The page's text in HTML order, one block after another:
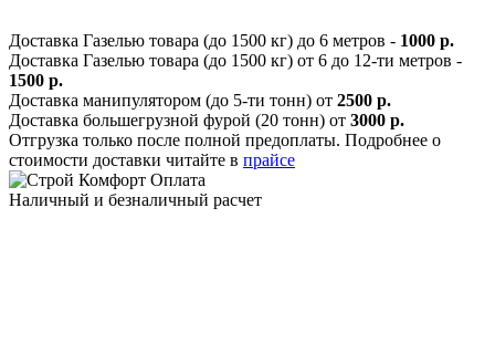
Доставка Газелью товара (до 1500 кг) до 6 метров - 1000 р.
Доставка Газелью товара (до 1500 кг) от 6 до 12-ти метров -
1500 р.
Доставка манипулятором (до 5-ти тонн) от 2500 р.
Доставка большегрузной фурой (20 тонн) от 3000 р.
Отгрузка только после полной предоплаты. Подробнее о
стоимости доставки читайте в прайсе
Оплата
Наличный и безналичный расчет